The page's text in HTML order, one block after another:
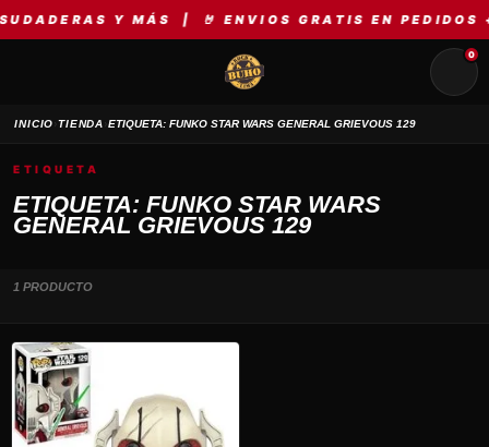
Y MÁS | 🤘 ENVIOS GRATIS EN
0
INICIO›TIENDA›ETIQUETA: FUNKO STAR WARS GENERAL GRIEVOUS 129
ETIQUETA
ETIQUETA: FUNKO STAR WARS
GENERAL GRIEVOUS 129
1 PRODUCTO